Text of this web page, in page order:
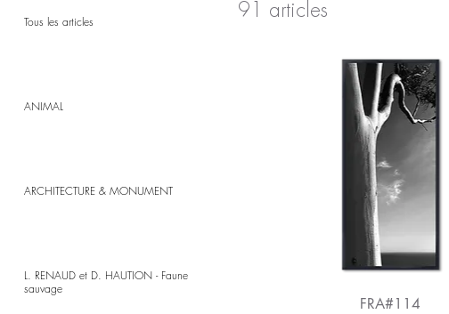
Tous les articles
ANIMAL
ARCHITECTURE & MONUMENT
L. RENAUD et D. HAUTION - Faune
sauvage
91 articles
FRA#114